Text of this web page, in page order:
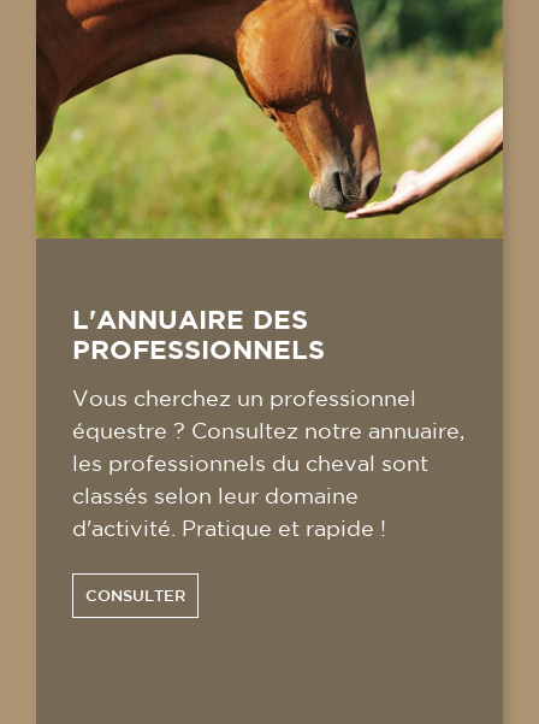
L'ANNUAIRE DES
PROFESSIONNELS
Vous cherchez un professionnel
équestre ? Consultez notre annuaire,
les professionnels du cheval sont
classés selon leur domaine
d'activité. Pratique et rapide !
CONSULTER